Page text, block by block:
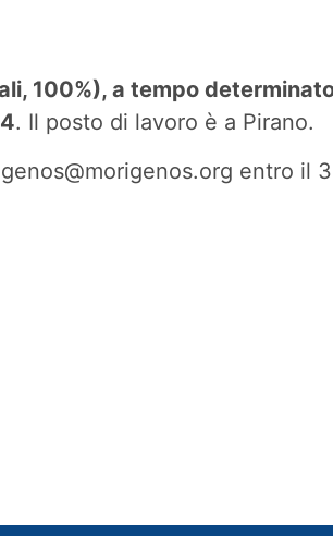
100%), a tempo
. Il posto di lavoro è a Pirano.
entro il